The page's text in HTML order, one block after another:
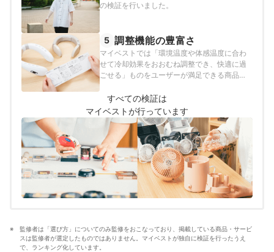
の検証を行いました。
5 調整機能の豊富さ
マイベストでは「環境温度や体感温度に合わ
せて冷却効果をおおむね調整でき、快適に過
ごせる」ものをユーザーが満足できる商品と
すべての検証は
マイベストが行っています
監修者は「選び方」についてのみ監修をおこなっており、掲載している商品・サービ
スは監修者が選定したものではありません。マイベストが独自に検証を行ったうえ
で、ランキング化しています。